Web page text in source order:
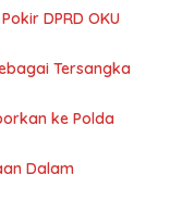
DPRD OKU
Tersangka
ke Polda
Dalam